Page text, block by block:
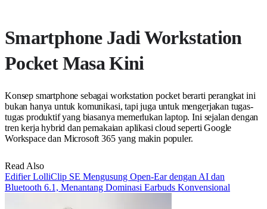
Smartphone Jadi Workstation
Pocket Masa Kini
Konsep smartphone sebagai workstation pocket berarti perangkat ini
bukan hanya untuk komunikasi, tapi juga untuk mengerjakan tugas-
tugas produktif yang biasanya memerlukan laptop. Ini sejalan dengan
tren kerja hybrid dan pemakaian aplikasi cloud seperti Google
Workspace dan Microsoft 365 yang makin populer.
Read Also
Edifier LolliClip SE Mengusung Open-Ear dengan AI dan
Bluetooth 6.1, Menantang Dominasi Earbuds Konvensional